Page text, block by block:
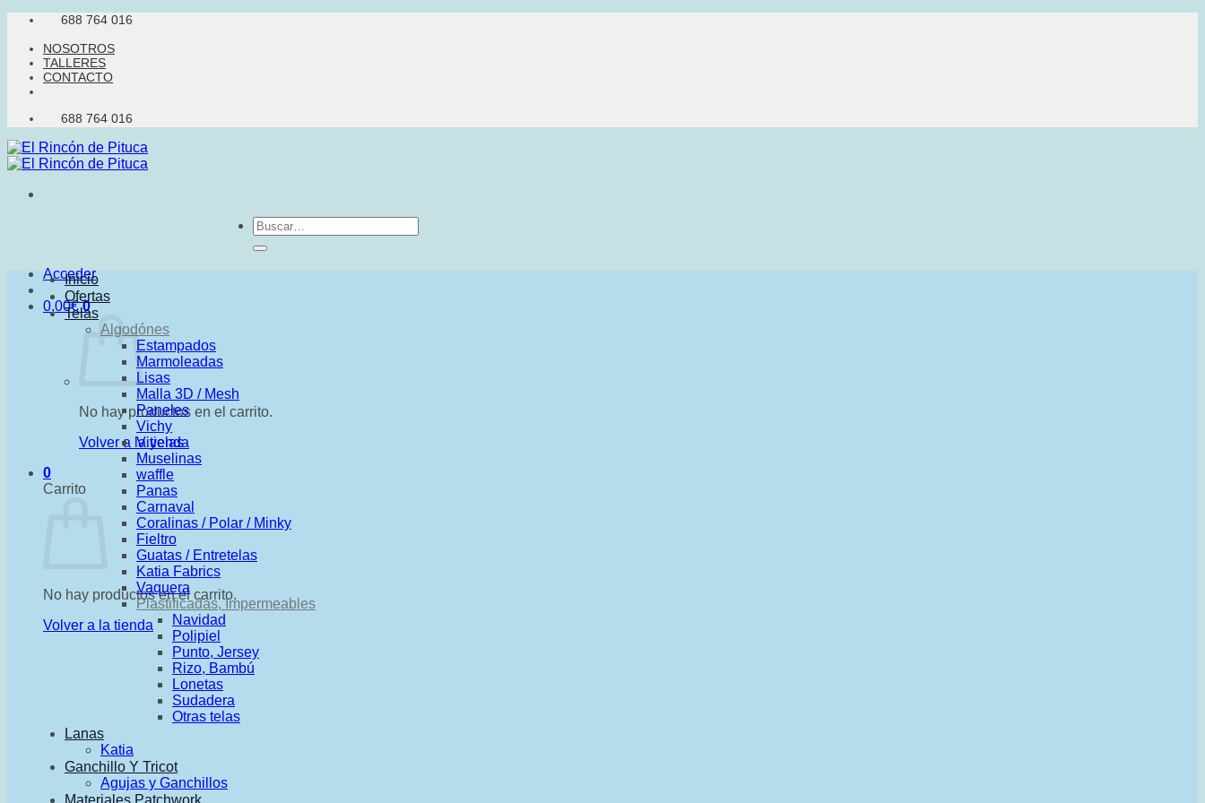
Saltar
contenido
688 764 016
NOSOTROS
TALLERES
CONTACTO
688 764 016
Buscar
por:
Acceder
0,00€ 0
No hay productos en el carrito.
Volver a la tienda
0
Carrito
No hay productos en el carrito.
Volver a la tienda
Inicio
Ofertas
Telas
Algodónes
Estampados
Marmoleadas
Lisas
Malla 3D / Mesh
Paneles
Vichy
Viyelas
Muselinas
waffle
Panas
Carnaval
Coralinas / Polar / Minky
Fieltro
Guatas / Entretelas
Katia Fabrics
Vaquera
Plastificadas, Impermeables
Navidad
Polipiel
Punto, Jersey
Rizo, Bambú
Lonetas
Sudadera
Otras telas
Lanas
Katia
Ganchillo Y Tricot
Agujas y Ganchillos
Materiales Patchwork